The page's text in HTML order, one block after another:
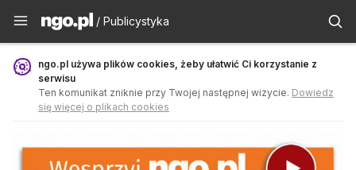
Publicystyka - ngo.pl
/ Publicystyka
ngo.pl używa plików cookies, żeby ułatwić Ci korzystanie z
serwisu
Ten komunikat zniknie przy Twojej następnej wizycie. Dowiedz
się więcej o plikach cookies